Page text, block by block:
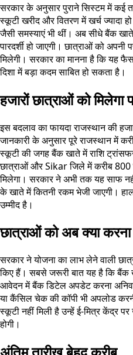
सरकार के अनुसार पुराने सिस्टम में कई
स्कूटी खरीद और वितरण में खर्च ज्यादा
जैसी समस्याएं भी थीं। अब सीधे बैंक
पारदर्शी हो जाएगी। छात्राओं को
मिलेगी। सरकार का मानना है कि यह
दिशा में बड़ा कदम साबित हो सकता है।
हजारों छात्राओं को मिलेगा
इस बदलाव का फायदा राजस्थान की
जानकारी के अनुसार पूरे राजस्थान में
स्कूटी की जगह बैंक खाते में राशि
छात्राओं और Sikar जिले में करीब 800
मिलेगा। सरकार ने अभी तक यह साफ
के खाते में कितनी रकम भेजी जाएगी।
उम्मीद है।
छात्राओं को अब क्या करना
सरकार ने योजना का लाभ लेने वाली
किए हैं। सबसे जरूरी बात यह है कि बैंक
आवेदन में बैंक डिटेल अपडेट करना
या कैंसिल चेक की कॉपी भी अपलोड
स्कूटी नहीं मिली है उन्हें ई-मित्र केंद्र
होगी।